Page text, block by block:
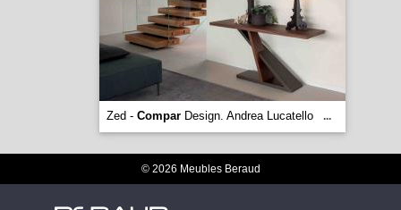
Zed - ComparDesign. Andrea Lucatello ...
© 2026 Meubles Beraud